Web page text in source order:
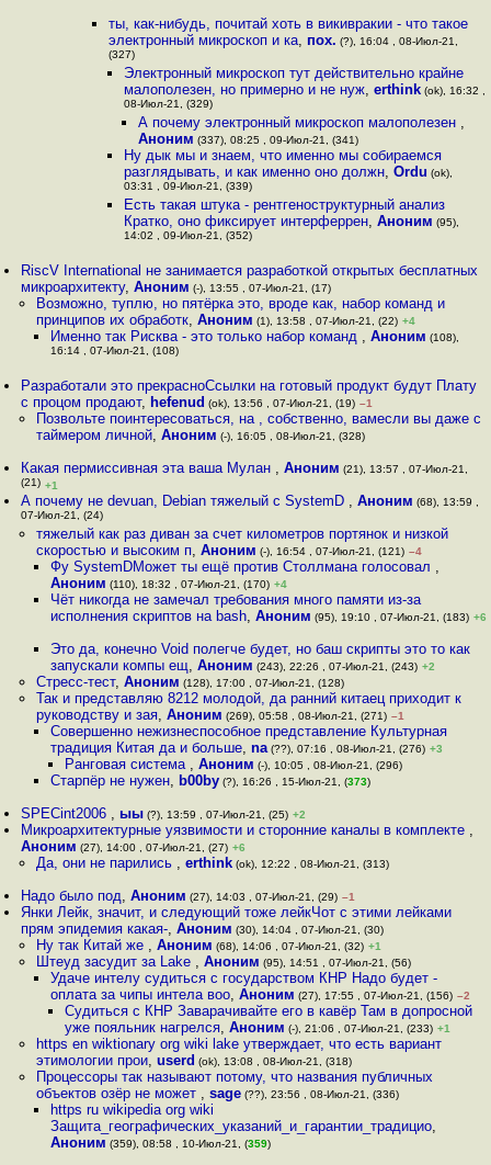
ты, как-нибудь, почитай хоть в викивракии - что такое
электронный микроскоп и ка, пох. (?), 16:04 , 08-Июл-21,
(327)
Электронный микроскоп тут действительно крайне
малополезен, но примерно и не нуж, erthink(ok), 16:32 ,
08-Июл-21, (329)
А почему электронный микроскоп малополезен ,
Аноним (337), 08:25 , 09-Июл-21, (341)
Ну дык мы и знаем, что именно мы собираемся
разглядывать, и как именно оно должн, Ordu (ok),
03:31 , 09-Июл-21, (339)
Есть такая штука - рентгеноструктурный анализ
Кратко, оно фиксирует интерферрен, Аноним (95),
14:02 , 09-Июл-21, (352)
RiscV International не занимается разработкой открытых бесплатных
микроархитекту,Аноним (-), 13:55 , 07-Июл-21, (17)
Возможно, туплю, но пятёрка это, вроде как, набор команд и
принципов их обработк, Аноним (1), 13:58 , 07-Июл-21, (22) +4
Именно так Рисква - это только набор команд , Аноним (108),
16:14 , 07-Июл-21, (108)
Разработали это прекрасноСсылки на готовый продукт будут Плату
с процом продают, hefenud (ok), 13:56 , 07-Июл-21, (19) –1
Позвольте поинтересоваться, на , собственно, вамесли вы даже с
таймером личной, Аноним (-), 16:05 , 08-Июл-21, (328)
Какая пермиссивная эта ваша Мулан ,Аноним (21), 13:57 , 07-Июл-21,
(21) +1
А почему не devuan, Debian тяжелый с SystemD ,Аноним (68), 13:59 ,
07-Июл-21, (24)
тяжелый как раз диван за счет километров портянок и низкой
скоростью и высоким п, Аноним (-), 16:54 , 07-Июл-21, (121) –4
Фу SystemDМожет ты ещё против Столлмана голосовал ,
Аноним (110), 18:32 , 07-Июл-21, (170) +4
Чёт никогда не замечал требования много памяти из-за
исполнения скриптов на bash, Аноним (95), 19:10 , 07-Июл-21, (183) +6
Это да, конечно Void полегче будет, но баш скрипты это то как
запускали компы ещ, Аноним (243), 22:26 , 07-Июл-21, (243) +2
Стресс-тест, Аноним (128), 17:00 , 07-Июл-21, (128)
Так и представляю 8212 молодой, да ранний китаец приходит к
руководству и зая, Аноним (269), 05:58 , 08-Июл-21, (271) –1
Совершенно нежизнеспособное представление Культурная
традиция Китая да и больше, na(??), 07:16 , 08-Июл-21, (276) +3
Ранговая система ,Аноним (-), 10:05 , 08-Июл-21, (296)
Старпёр не нужен, b00by(?), 16:26 , 15-Июл-21, (373)
SPECint2006 , ыы (?), 13:59 , 07-Июл-21, (25) +2
Микроархитектурные уязвимости и сторонние каналы в комплекте ,
Аноним (27), 14:00 , 07-Июл-21, (27) +6
Да, они не парились , erthink(ok), 12:22 , 08-Июл-21, (313)
Надо было под,Аноним (27), 14:03 , 07-Июл-21, (29) –1
Янки Лейк, значит, и следующий тоже лейкЧот с этими лейками
прям эпидемия какая-,Аноним (30), 14:04 , 07-Июл-21, (30)
Ну так Китай же , Аноним (68), 14:06 , 07-Июл-21, (32) +1
Штеуд засудит за Lake , Аноним (95), 14:51 , 07-Июл-21, (56)
Удаче интелу судиться с государством КНР Надо будет -
оплата за чипы интела воо, Аноним (27), 17:55 , 07-Июл-21, (156) –2
Судиться с КНР Заварачивайте его в кавёр Там в допросной
уже пояльник нагрелся,Аноним (-), 21:06 , 07-Июл-21, (233) +1
https en wiktionary org wiki lake утверждает, что есть вариант
этимологии прои, userd (ok), 13:08 , 08-Июл-21, (318)
Процессоры так называют потому, что названия публичных
объектов озёр не может , sage(??), 23:56 , 08-Июл-21, (336)
https ru wikipedia org wiki
Защита_географических_указаний_и_гарантии_традицио,
Аноним (359), 08:58 , 10-Июл-21, (359)